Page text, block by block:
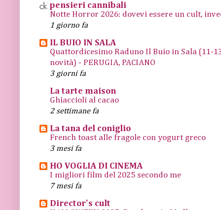
pensieri cannibali
Notte Horror 2026: dovevi essere un cult,
1 giorno fa
IL BUIO IN SALA
Quattordicesimo Raduno Il Buio in Sala (11-
novità) - PERUGIA, PACIANO
3 giorni fa
La tarte maison
Ghiaccioli al cacao
2 settimane fa
La tana del coniglio
French toast alle fragole con yogurt greco
3 mesi fa
HO VOGLIA DI CINEMA
I migliori film del 2025 secondo me
7 mesi fa
Director's cult